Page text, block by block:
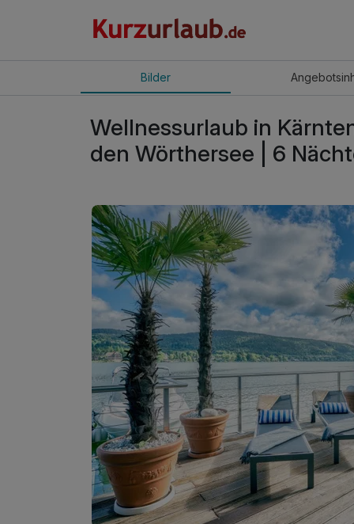
Bilder Angebot
Wellnessurlaub in
den Wörthersee | 6